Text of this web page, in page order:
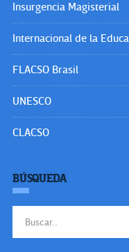
Insurgencia Magisterial
Internacional de la
FLACSO Brasil
UNESCO
CLACSO
BÚSQUEDA